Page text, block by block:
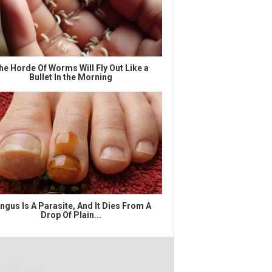
Horde Of Worms Will Fly Out Like a
Bullet In the Morning
Is A Parasite, And It Dies From A
Drop Of Plain...